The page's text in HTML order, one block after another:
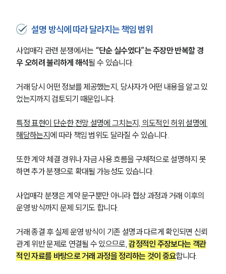
설명 방식에 따라 달라지는 책임 범위
사업매각 관련 분쟁에서는 “단순 실수였다”는 주장만 반복할 경
우 오히려 불리하게 해석될 수 있습니다.
거래 당시 어떤 정보를 제공했는지, 당사자가 어떤 내용을 알고 있
었는지까지 검토되기 때문입니다.
특정 표현이 단순한 전망 설명에 그치는지, 의도적인 허위 설명에
해당하는지에 따라 책임 범위도 달라질 수 있습니다.
또한 계약 체결 경위나 자금 사용 흐름을 구체적으로 설명하지 못
하면 추가 분쟁으로 확대될 가능성도 있습니다.
사업매각 분쟁은 계약 문구뿐만 아니라 협상 과정과 거래 이후의
운영 방식까지 문제 되기도 합니다.
거래 종결 후 실제 운영 방식이 기존 설명과 다르게 확인되면 신뢰
관계 위반 문제로 연결될 수 있으므로, 감정적인 주장보다는 객관
적인 자료를 바탕으로 거래 과정을 정리하는 것이 중요합니다.